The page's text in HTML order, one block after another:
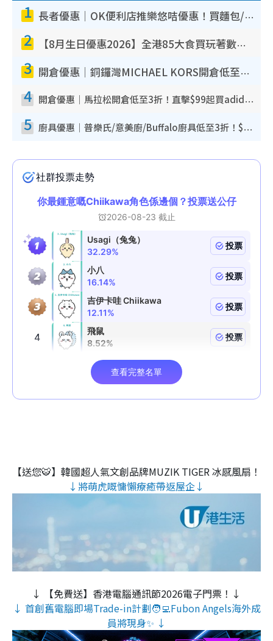
1 長者優惠｜OK便利店推樂悠咭優惠！買麵包/牛奶/保健品拍卡即減
2 【8月生日優惠2026】全港85大食買玩著數攻略 自助餐/火鍋放題同行免費＋誠品/DONKI送現金券
3 開倉優惠｜銅鑼灣MICHAEL KORS開倉低至17折！直擊$500起買手袋/銀包/鞋款 必買經典Jet Set系列
4 開倉優惠｜馬拉松開倉低至3折！直擊$99起買adidas／New Balance／Puma鞋款 STANLEY保溫杯劈價至$119起
5 廚具優惠｜普樂氏/意美廚/Buffalo廚具低至3折！$89起買煎鍋／炒鑊／個人鍋 同場小家電激減至$99起
【送您🐯】韓國超人氣文創品牌MUZIK TIGER 冰感風扇！
↓將萌虎嘅慵懶療癒帶返屋企↓
↓ 【免費送】香港電腦通訊節2026電子門票！↓
↓ 首創舊電腦即場Trade-in計劃🧑‍💻Fubon Angels海外成
員將現身✨ ↓